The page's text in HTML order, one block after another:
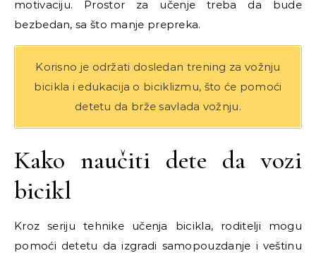
motivaciju. Prostor za učenje treba da bude
bezbedan, sa što manje prepreka.
Korisno je održati dosledan trening za vožnju
bicikla i edukacija o biciklizmu, što će pomoći
detetu da brže savlada vožnju.
Kako naučiti dete da vozi
bicikl
Kroz seriju tehnike učenja bicikla, roditelji mogu
pomoći detetu da izgradi samopouzdanje i veštinu